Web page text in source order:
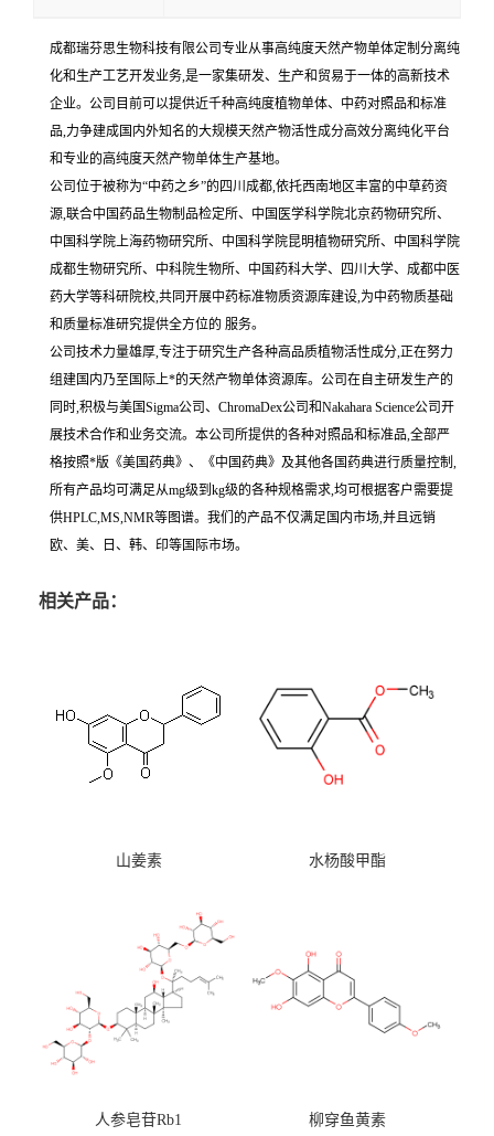
成都瑞芬思生物科技有限公司专业从事高纯度天然产物单体定制分离纯
化和生产工艺开发业务,是一家集研发、生产和贸易于一体的高新技术
企业。公司目前可以提供近千种高纯度植物单体、中药对照品和标准
品,力争建成国内外知名的大规模天然产物活性成分高效分离纯化平台
和专业的高纯度天然产物单体生产基地。
公司位于被称为“中药之乡”的四川成都,依托西南地区丰富的中草药资
源,联合中国药品生物制品检定所、中国医学科学院北京药物研究所、
中国科学院上海药物研究所、中国科学院昆明植物研究所、中国科学院
成都生物研究所、中科院生物所、中国药科大学、四川大学、成都中医
药大学等科研院校,共同开展中药标准物质资源库建设,为中药物质基础
和质量标准研究提供全方位的 服务。
公司技术力量雄厚,专注于研究生产各种高品质植物活性成分,正在努力
组建国内乃至国际上*的天然产物单体资源库。公司在自主研发生产的
同时,积极与美国Sigma公司、ChromaDex公司和Nakahara Science公司开
展技术合作和业务交流。本公司所提供的各种对照品和标准品,全部严
格按照*版《美国药典》、《中国药典》及其他各国药典进行质量控制,
所有产品均可满足从mg级到kg级的各种规格需求,均可根据客户需要提
供HPLC,MS,NMR等图谱。我们的产品不仅满足国内市场,并且远销
欧、美、日、韩、印等国际市场。
相关产品：
山姜素 水杨酸甲酯
人参皂苷Rb1 柳穿鱼黄素